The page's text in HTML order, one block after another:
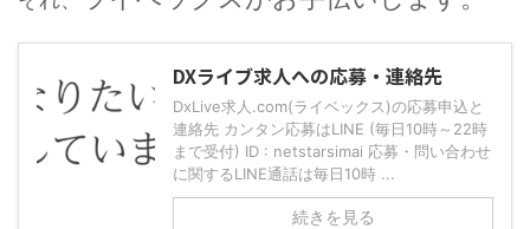
DXライブ求人への応募・連絡先
DxLive求人.com(ライベックス)の応募申込と
連絡先 カンタン応募はLINE (毎日10時～22時
まで受付) ID : netstarsimai 応募・問い合わせ
に関するLINE通話は毎日10時 ...
続きを見る